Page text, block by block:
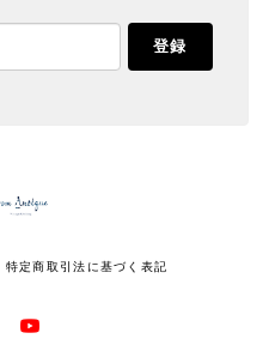
登録
特定商取引法に基づく表記